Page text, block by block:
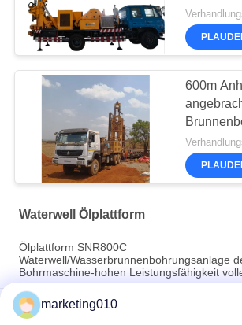
600m
Anlage
Waterwell Ölplattform
Ölplattform SNR800C
Waterwell/Wasserbrunnenbohrungsanlage
Bohrmaschine-hohen Leistungsfähigkeit
Mehrfunktionale volle hydraulische Waterwell-
Ölplattform/KernÖlplattform, Saattiefe 650m
marketing010